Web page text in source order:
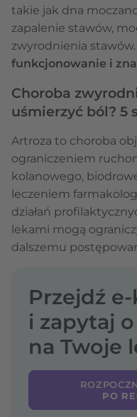
takie jak dna
zapalenie stawów,
zwyrodnienia
funkcjonowanie i
Choroba
uśmierzyć ból? 5
Artroza to choroba
ograniczeniem
kolanowego,
leczeniem
działań
lekami mogą
dalszemu
Przejdź
i zapytaj o
na Twoje
PO